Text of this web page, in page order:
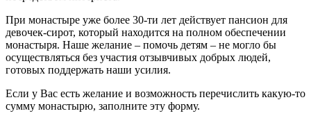
При монастыре уже более 30-ти лет действует пансион для
девочек-сирот, который находится на полном обеспечении
монастыря. Наше желание – помочь детям – не могло бы
осуществляться без участия отзывчивых добрых людей,
готовых поддержать наши усилия.
Если у Вас есть желание и возможность перечислить какую-то
сумму монастырю, заполните эту форму.